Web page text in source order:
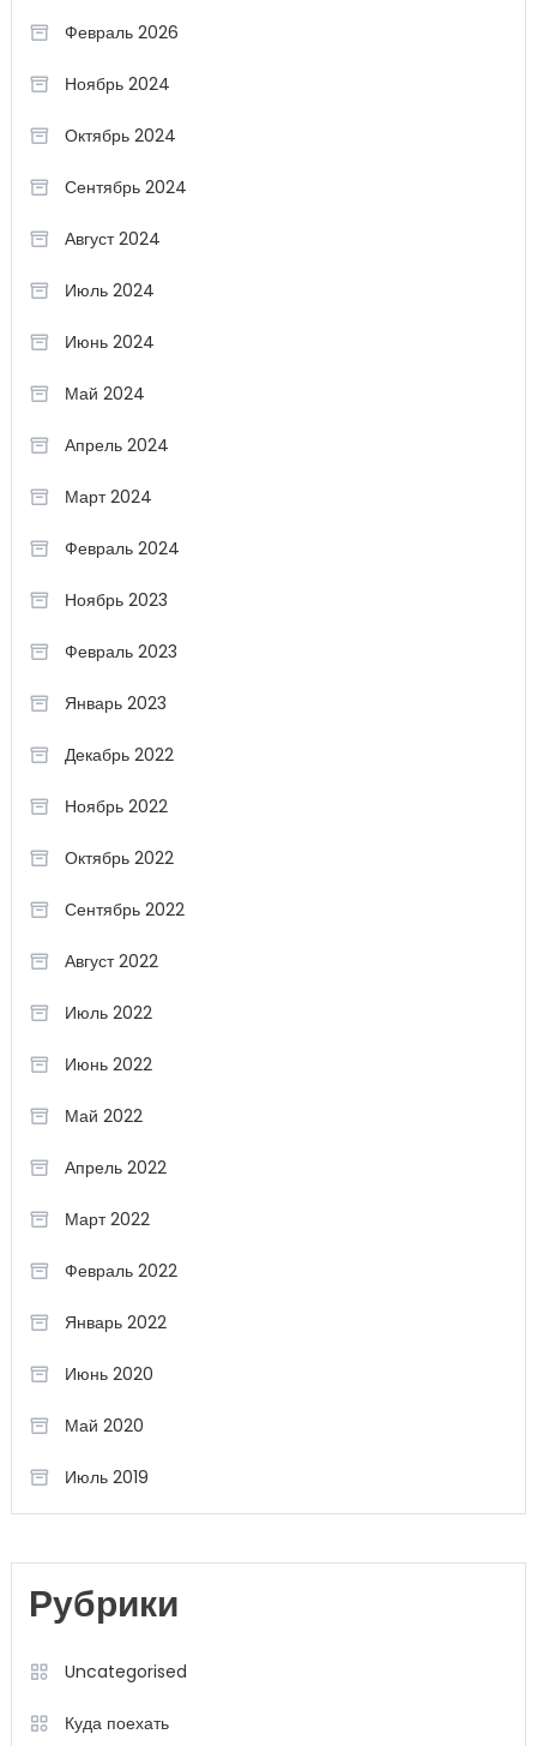
Февраль 2026
Ноябрь 2024
Октябрь 2024
Сентябрь 2024
Август 2024
Июль 2024
Июнь 2024
Май 2024
Апрель 2024
Март 2024
Февраль 2024
Ноябрь 2023
Февраль 2023
Январь 2023
Декабрь 2022
Ноябрь 2022
Октябрь 2022
Сентябрь 2022
Август 2022
Июль 2022
Июнь 2022
Май 2022
Апрель 2022
Март 2022
Февраль 2022
Январь 2022
Июнь 2020
Май 2020
Июль 2019
Рубрики
Uncategorised
Куда поехать